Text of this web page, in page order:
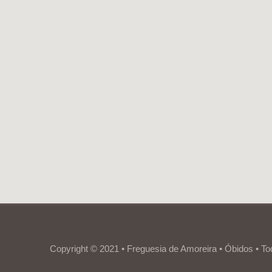
Copyright © 2021 • Freguesia de Amoreira • Óbidos •